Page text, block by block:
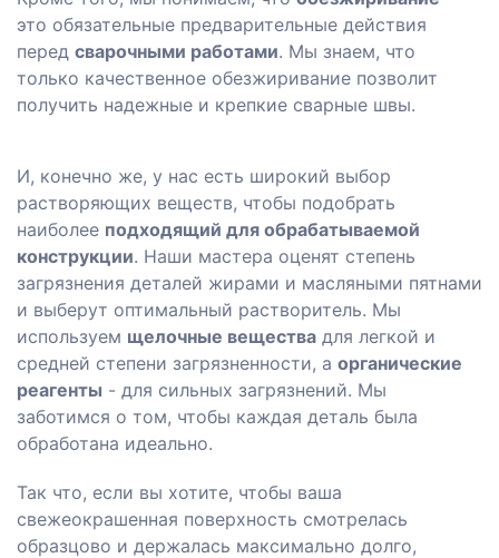
это обязательные предварительные действия
перед сварочными работами. Мы знаем, что
только качественное обезжиривание позволит
получить надежные и крепкие сварные швы.
И, конечно же, у нас есть широкий выбор
растворяющих веществ, чтобы подобрать
наиболее подходящий для обрабатываемой
конструкции. Наши мастера оценят степень
загрязнения деталей жирами и масляными пятнами
и выберут оптимальный растворитель. Мы
используем щелочные вещества для легкой и
средней степени загрязненности, а органические
реагенты - для сильных загрязнений. Мы
заботимся о том, чтобы каждая деталь была
обработана идеально.
Так что, если вы хотите, чтобы ваша
свежеокрашенная поверхность смотрелась
образцово и держалась максимально долго,